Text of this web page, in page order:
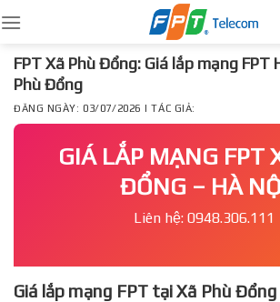
to
content
FPT Xã Phù Đổng: Giá lắp mạng FPT
Phù Đổng
ĐĂNG NGÀY: 03/07/2026 | TÁC GIẢ:
GIÁ LẮP MẠNG FPT
ĐỔNG – HÀ
Liên hệ: 0948.306.111
Giá lắp mạng FPT tại Xã Phù